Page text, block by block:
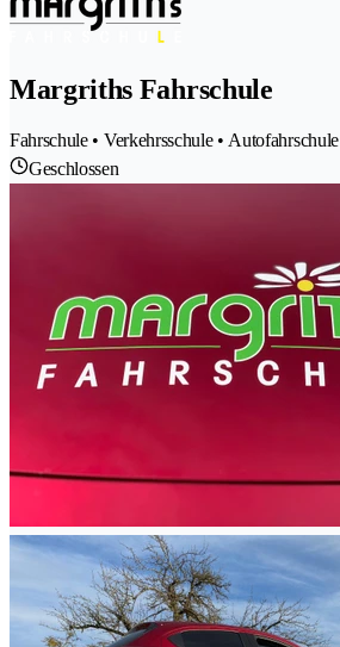
Margriths Fahrschule
Fahrschule • Verkehrsschule • Autofahrschule
Geschlossen